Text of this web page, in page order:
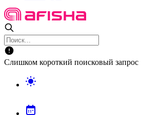
Слишком короткий поисковый запрос